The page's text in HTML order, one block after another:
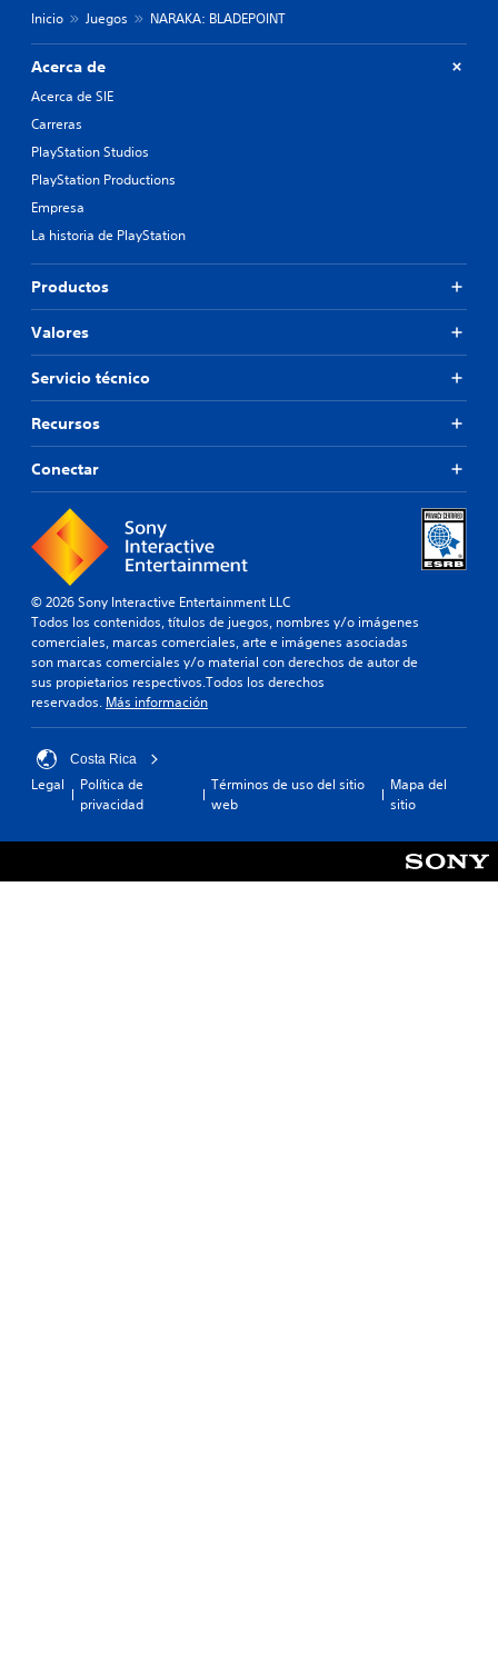
Inicio Juegos NARAKA: BLADEPOINT
Acerca de
Acerca de SIE
Carreras
PlayStation Studios
PlayStation Productions
Empresa
La historia de PlayStation
Productos
Valores
Servicio técnico
Recursos
Conectar
© 2026 Sony Interactive Entertainment LLC
Todos los contenidos, títulos de juegos, nombres y/o imágenes
comerciales, marcas comerciales, arte e imágenes asociadas
son marcas comerciales y/o material con derechos de autor de
sus propietarios respectivos.Todos los derechos
reservados. Más información
Costa Rica
Legal
Política de
privacidad
Términos de uso del sitio
web
Mapa del
sitio